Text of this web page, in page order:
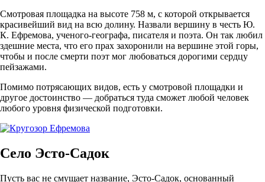
Смотровая площадка на высоте 758 м, с которой открывается
красивейший вид на всю долину. Назвали вершину в честь Ю.
К. Ефремова, ученого-географа, писателя и поэта. Он так любил
здешние места, что его прах захоронили на вершине этой горы,
чтобы и после смерти поэт мог любоваться дорогими сердцу
пейзажами.
Помимо потрясающих видов, есть у смотровой площадки и
другое достоинство — добраться туда сможет любой человек
любого уровня физической подготовки.
Село Эсто-Садок
Пусть вас не смущает название, Эсто-Садок, основанный